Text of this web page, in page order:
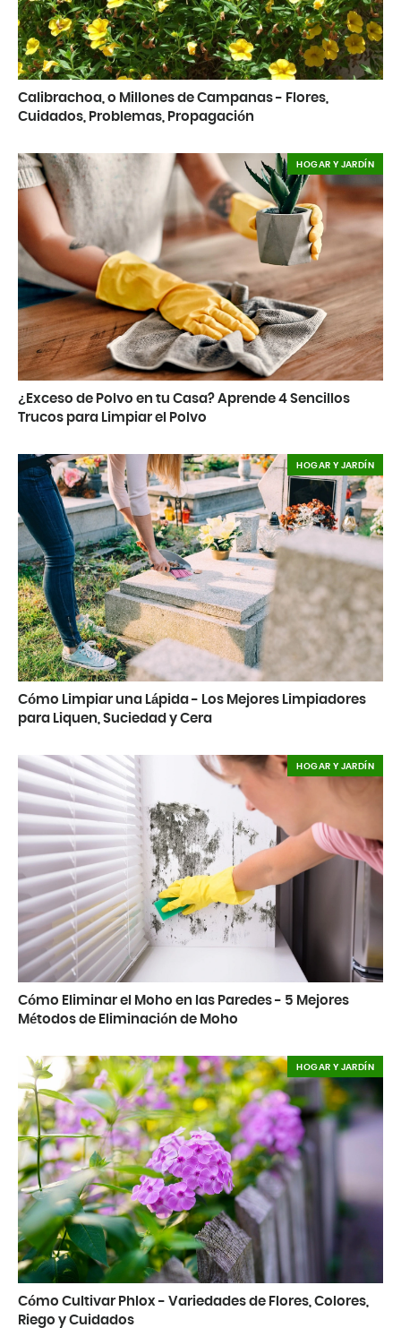
Calibrachoa, o Millones de Campanas - Flores,
Cuidados, Problemas, Propagación
¿Exceso de Polvo en tu Casa? Aprende 4 Sencillos
Trucos para Limpiar el Polvo
HOGAR Y JARDÍN
Cómo Limpiar una Lápida - Los Mejores Limpiadores
para Liquen, Suciedad y Cera
HOGAR Y JARDÍN
Cómo Eliminar el Moho en las Paredes - 5 Mejores
Métodos de Eliminación de Moho
HOGAR Y JARDÍN
Cómo Cultivar Phlox - Variedades de Flores, Colores,
Riego y Cuidados
HOGAR Y JARDÍN